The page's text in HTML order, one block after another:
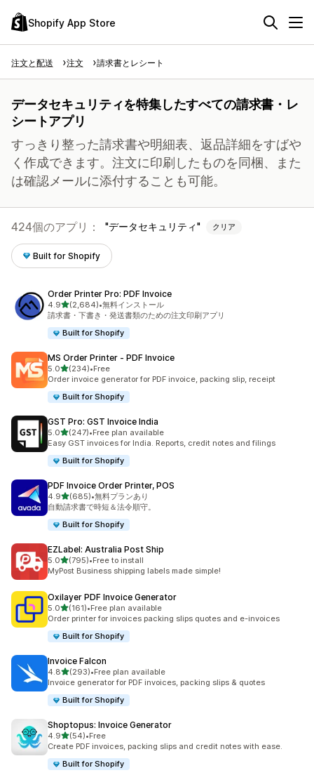
Shopify App Store
注文と配送 注文 請求書とレシート
データセキュリティを特集したすべての請求書・レ
シートアプリ
すっきり整った請求書や明細表、返品詳細をすばや
く作成できます。注文に印刷したものを同梱、また
は確認メールに添付することも可能。
424個のアプリ： データセキュリティ クリア
Built for Shopify
Order Printer Pro: PDF Invoice
4.95つ星中
(2,684)
合計レビュー数：2684件
•無料インストール
請求書・下書き・発送書類のための注文印刷アプリ
Built for Shopify
MS Order Printer ‑ PDF Invoice
5.05つ星中
(234)
合計レビュー数：234件
•Free
Order invoice generator for PDF invoice, packing slip, receipt
Built for Shopify
GST Pro: GST Invoice India
5.05つ星中
(247)
合計レビュー数：247件
•Free plan available
Easy GST invoices for India. Reports, credit notes and filings
Built for Shopify
PDF Invoice Order Printer, POS
4.95つ星中
(685)
合計レビュー数：685件
•無料プランあり
自動請求書で時短＆法令順守。
Built for Shopify
EZLabel: Australia Post Ship
5.05つ星中
(795)
合計レビュー数：795件
•Free to install
MyPost Business shipping labels made simple!
Oxilayer PDF Invoice Generator
5.05つ星中
(161)
合計レビュー数：161件
•Free plan available
Order printer for invoices packing slips quotes and e-invoices
Built for Shopify
Invoice Falcon
4.85つ星中
(293)
合計レビュー数：293件
•Free plan available
Invoice generator for PDF invoices, packing slips & quotes
Built for Shopify
Shoptopus: Invoice Generator
4.95つ星中
(54)
合計レビュー数：54件
•Free
Create PDF invoices, packing slips and credit notes with ease.
Built for Shopify